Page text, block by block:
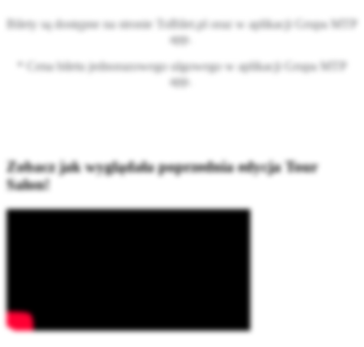
Bilety są dostępne na stronie ToBilet.pl oraz w aplikacji Grupa MTP
app.
* Cena biletu jednorazowego ulgowego w aplikacji Grupa MTP
app.
Zobacz jak wyglądała poprzednia edycja Tour
Salon!